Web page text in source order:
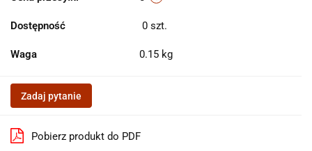
Dostępność 0 szt.
Waga 0.15 kg
Zadaj pytanie
Pobierz produkt do PDF